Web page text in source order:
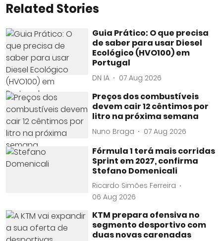
Related Stories
Guia Prático: O que precisa
de saber para usar Diesel
Ecológico (HVO100) em
Portugal
DN IA 07 Aug 2026
Preços dos combustíveis
devem cair 12 cêntimos por
litro na próxima semana
Nuno Braga 07 Aug 2026
Fórmula 1 terá mais corridas
Sprint em 2027, confirma
Stefano Domenicali
Ricardo Simões Ferreira
06 Aug 2026
KTM prepara ofensiva no
segmento desportivo com
duas novas carenadas